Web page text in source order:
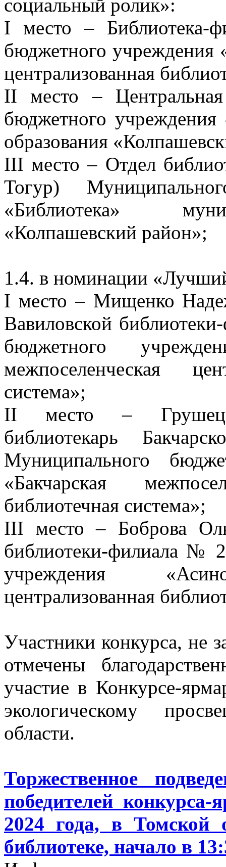
социальный ролик»:
I место –
бюджетного учреждения
централизованная
II место –
бюджетного учреждения
образования
III место – Отдел
Тогур)
«Библиотека»
«Колпашевский район»;
1.4. в номинации
I место – Мищенко
Вавиловской
бюджетного
межпоселенческая
система»;
II место –
библиотекарь
Муниципального
«Бакчарская
библиотечная система»;
III место – Боброва
библиотеки-филиала №
учреждения
централизованная
Участники конкурса, не
отмечены
участие в Конкурсе-
экологическому
области.
Торжественное
победителей
2024 года, в Томской
библиотеке, начало в